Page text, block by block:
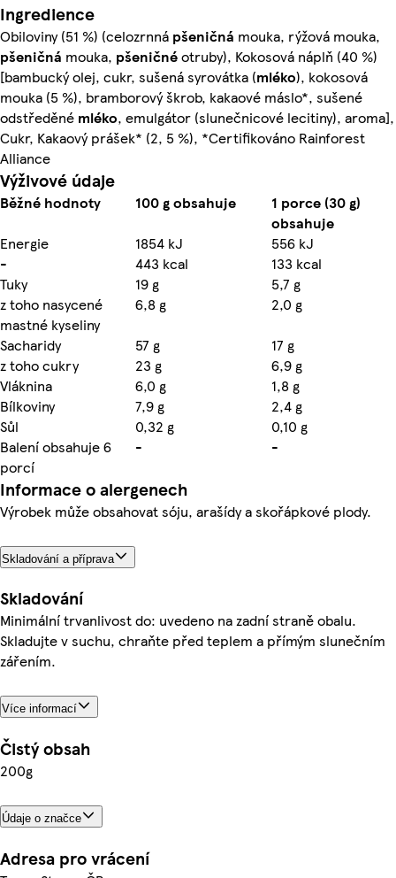
Ingredience
Obiloviny (51 %) (celozrnná pšeničná mouka, rýžová mouka,
pšeničná mouka, pšeničnéotruby), Kokosová náplň (40 %)
[bambucký olej, cukr, sušená syrovátka (mléko), kokosová
mouka (5 %), bramborový škrob, kakaové máslo*, sušené
odstředěné mléko, emulgátor (slunečnicové lecitiny), aroma],
Cukr, Kakaový prášek* (2, 5 %), *Certifikováno Rainforest
Alliance
Výživové údaje
Běžné hodnoty 100 g obsahuje
1 porce (30 g)
obsahuje
Energie
1854 kJ
556 kJ
-
443 kcal
133 kcal
Tuky
19 g
5,7 g
z toho nasycené
mastné kyseliny
6,8 g
2,0 g
Sacharidy
57 g
17 g
z toho cukry
23 g
6,9 g
Vláknina
6,0 g
1,8 g
Bílkoviny
7,9 g
2,4 g
Sůl
0,32 g
0,10 g
Balení obsahuje 6
porcí
- -
Informace o alergenech
Výrobek může obsahovat sóju, arašídy a skořápkové plody.
Skladování a příprava
Skladování
Minimální trvanlivost do: uvedeno na zadní straně obalu.
Skladujte v suchu, chraňte před teplem a přímým slunečním
zářením.
Více informací
Čistý obsah
200g
Údaje o značce
Adresa pro vrácení